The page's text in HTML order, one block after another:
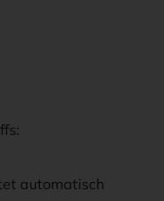
automatisch